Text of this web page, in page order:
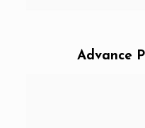
Advance